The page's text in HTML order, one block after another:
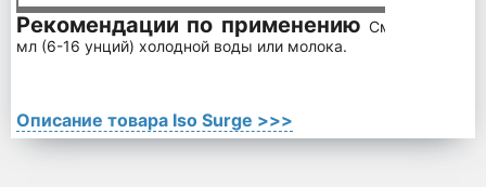
Рекомендации по применению Смешайте 1
мл (6-16 унций) холодной воды или молока.
Описание товара Iso Surge >>>